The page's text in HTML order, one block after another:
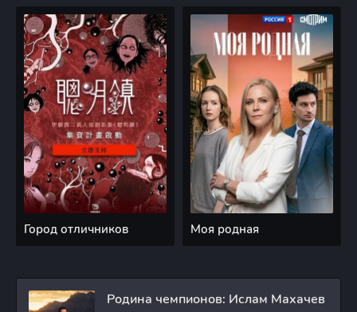
Город отличников Моя родная
Родина чемпионов: Ислам Махачев